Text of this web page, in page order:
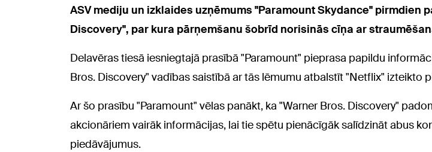
ASV mediju un izklaides uzņēmums "Paramount Skydance" pirmdien
Discovery", par kura pārņemšanu šobrīd norisinās cīņa ar
Delavēras tiesā iesniegtajā prasībā "Paramount" pieprasa papildu
Bros. Discovery" vadības saistībā ar tās lēmumu atbalstīt "Netflix" izteikto
Ar šo prasību "Paramount" vēlas panākt, ka "Warner Bros. Discovery"
akcionāriem vairāk informācijas, lai tie spētu pienācīgāk salīdzināt abus
piedāvājumus.